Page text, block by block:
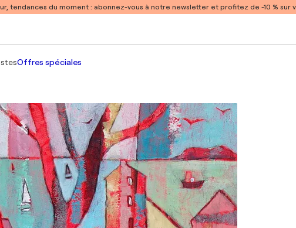
tendances du moment : abonnez-vous à notre newsletter et profitez de -10 % sur
Offres spéciales